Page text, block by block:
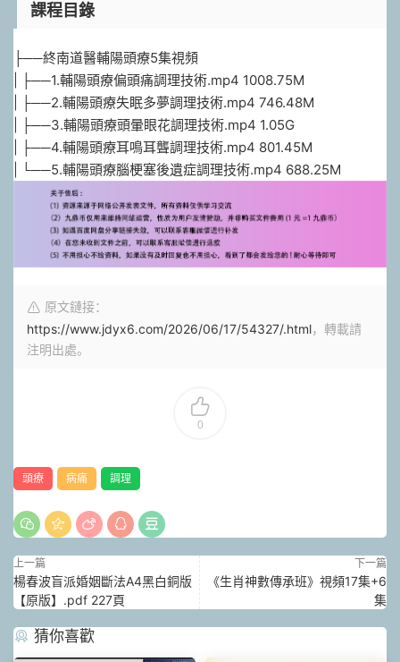
課程目錄
├──終南道醫輔陽頭療5集視頻
| ├──1.輔陽頭療偏頭痛調理技術.mp4 1008.75M
| ├──2.輔陽頭療失眠多夢調理技術.mp4 746.48M
| ├──3.輔陽頭療頭暈眼花調理技術.mp4 1.05G
| ├──4.輔陽頭療耳鳴耳聾調理技術.mp4 801.45M
| └──5.輔陽頭療腦梗塞後遺症調理技術.mp4 688.25M
原文鏈接：
https://www.jdyx6.com/2026/06/17/54327/.html，轉載請
注明出處。
0
頭療 病痛 調理
上一篇
楊春波盲派婚姻斷法A4黑白銅版
【原版】.pdf 227頁
下一篇
《生肖神數傳承班》視頻17集+6
集
猜你喜歡